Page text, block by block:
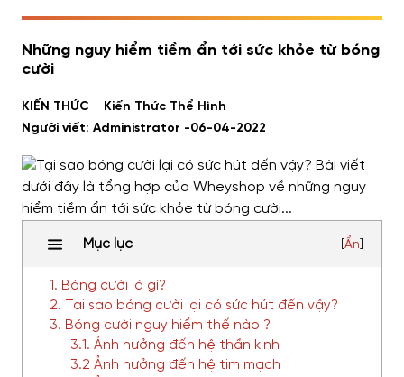
Những nguy hiểm tiềm ẩn tới sức khỏe từ bóng
cười
KIẾN THỨC - Kiến Thức Thể Hình -
Người viết: Administrator -06-04-2022
Mục lục Ẩn
1. Bóng cười là gì?
2. Tại sao bóng cười lại có sức hút đến vậy?
3. Bóng cười nguy hiểm thế nào ?
3.1. Ảnh hưởng đến hệ thần kinh
3.2 Ảnh hưởng đến hệ tim mạch